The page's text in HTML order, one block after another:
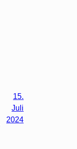
15.
Juli
2024